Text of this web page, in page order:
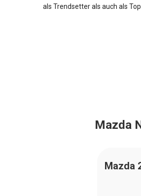
als Trendsetter als auch als
Mazda
Mazda